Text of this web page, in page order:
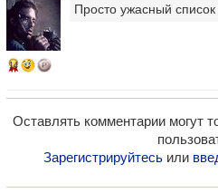
14
Просто ужасный
Оставлять комментарии могут
Зарегистрируйтесьили